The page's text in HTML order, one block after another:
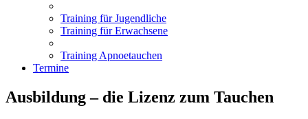
Training für Jugendliche
Training für Erwachsene
Training Apnoetauchen
Termine
Ausbildung – die Lizenz zum Tauchen